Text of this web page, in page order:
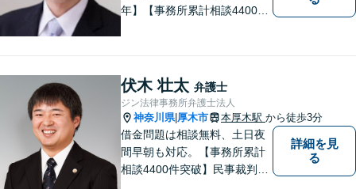
年】【事務所累計相談4400件
男女問題
伏木 壮太 弁護士
ジン法律事務所弁護士法人
神奈川県| 厚木市 本厚木駅 から徒歩3分
借金問題は相談無料、土日夜
間早朝も対応。【事務所累計
相談4400件突破】民事裁判／
詳細を見
る